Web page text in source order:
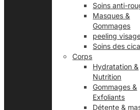
Soins anti-
Masques &
Gommages
peeling
Soins des
Corps
Hydratation &
Nutrition
Gommages &
Exfoliants
Détente &